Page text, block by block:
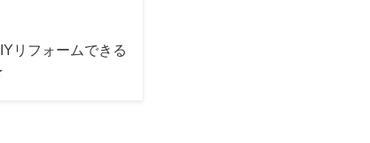
リフォームできる